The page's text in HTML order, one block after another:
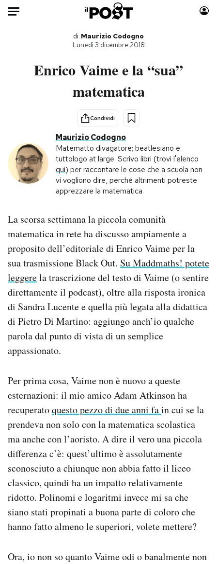
Auto
Scienza
Cultura
Economia
Libri
Consumismi
Storie/Idee
Ok Boomer!
Media
Altrecose
Mondiali calcio 2026
PODCAST
NEWSLETTER
I MIEI PREFERITI
SHOP
AREA PERSONALE
Area Personale
Newsletter
Notifiche mobile
Regala il Post
Hai bisogno di aiuto?
Esci
di Maurizio Codogno
Lunedì 3 dicembre 2018
Enrico Vaime e la “sua”
matematica
Condividi
Maurizio Codogno
Matematto divagatore; beatlesiano e
tuttologo at large. Scrivo libri (trovi l'elenco
qui) per raccontare le cose che a scuola non
vi vogliono dire, perché altrimenti potreste
apprezzare la matematica.
La scorsa settimana la piccola comunità
matematica in rete ha discusso ampiamente a
proposito dell’editoriale di Enrico Vaime per la
sua trasmissione Black Out. Su Maddmaths! potete
leggerela trascrizione del testo di Vaime (o sentire
direttamente il podcast), oltre alla risposta ironica
di Sandra Lucente e quella più legata alla didattica
di Pietro Di Martino: aggiungo anch’io qualche
parola dal punto di vista di un semplice
appassionato.
Per prima cosa, Vaime non è nuovo a queste
esternazioni: il mio amico Adam Atkinson ha
recuperatoquesto pezzo di due anni fain cui se la
prendeva non solo con la matematica scolastica
ma anche con l’aoristo. A dire il vero una piccola
differenza c’è: quest’ultimo è assolutamente
sconosciuto a chiunque non abbia fatto il liceo
classico, quindi ha un impatto relativamente
ridotto. Polinomi e logaritmi invece mi sa che
siano stati propinati a buona parte di coloro che
hanno fatto almeno le superiori, volete mettere?
Ora, io non so quanto Vaime odi o banalmente non